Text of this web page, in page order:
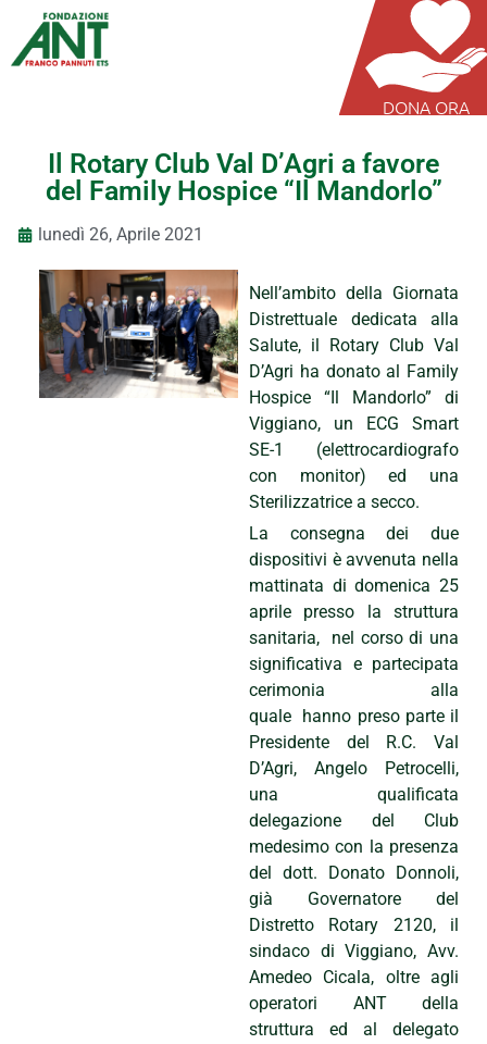
DONA ORA
Il Rotary Club Val D’Agri a favore
del Family Hospice “Il Mandorlo”
lunedì 26, Aprile 2021
Nell’ambito della Giornata
Distrettuale dedicata alla
Salute, il Rotary Club Val
D’Agri ha donato al Family
Hospice “Il Mandorlo” di
Viggiano, un ECG Smart
SE-1 (elettrocardiografo
con monitor) ed una
Sterilizzatrice a secco.
La consegna dei due
dispositivi è avvenuta nella
mattinata di domenica 25
aprile presso la struttura
sanitaria, nel corso di una
significativa e partecipata
cerimonia alla
quale hanno preso parte il
Presidente del R.C. Val
D’Agri, Angelo Petrocelli,
una qualificata
delegazione del Club
medesimo con la presenza
del dott. Donato Donnoli,
già Governatore del
Distretto Rotary 2120, il
sindaco di Viggiano, Avv.
Amedeo Cicala, oltre agli
operatori ANT della
struttura ed al delegato